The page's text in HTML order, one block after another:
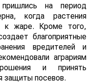
на период
когда растения
к жаре. Кроме того,
благоприятные
вредителей и
аграриям
и принять
защиты посевов.